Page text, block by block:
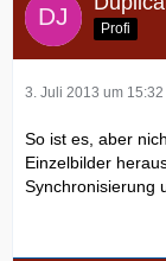
Profi
3. Juli 2013 um 15:32
So ist es, aber
Einzelbilder
Synchronisierung